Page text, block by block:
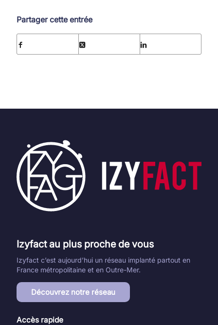
Partager cette entrée
Izyfact au plus proche de vous
Izyfact c’est aujourd’hui un réseau implanté partout en
France métropolitaine et en Outre-Mer.
Découvrez notre réseau
Accès rapide